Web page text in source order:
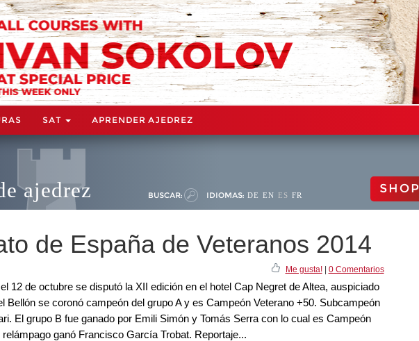
SAT APRENDER AJEDREZ
ajedrez BUSCAR: IDIOMAS: DE EN ES FR SHOP
de España de Veteranos 2014
Me gusta!| 0 Comentarios
12 de octubre se disputó la XII edición en el hotel Cap Negret de Altea, auspiciado
Bellón se coronó campeón del grupo A y es Campeón Veterano +50. Subcampeón
El grupo B fue ganado por Emili Simón y Tomás Serra con lo cual es Campeón
ganó Francisco García Trobat. Reportaje...